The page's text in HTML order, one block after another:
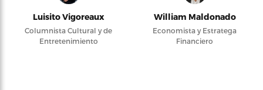
Luisito Vigoreaux
Columnista Cultural y de
Entretenimiento
William Maldonado
Economista y Estratega
Financiero